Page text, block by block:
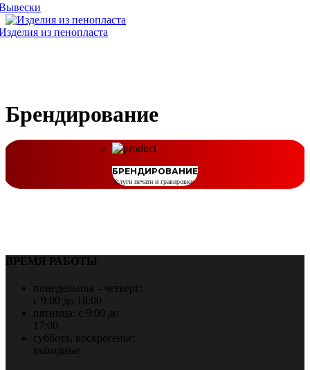
из пенопласта
Брендирование
БРЕНДИРОВАНИЕ
Услуги печати и гравировки
ВРЕМЯ РАБОТЫ
понедельник - четверг:
с 9:00 до 18:00
пятница: с 9:00 до
17:00
суббота, воскресенье:
выходные